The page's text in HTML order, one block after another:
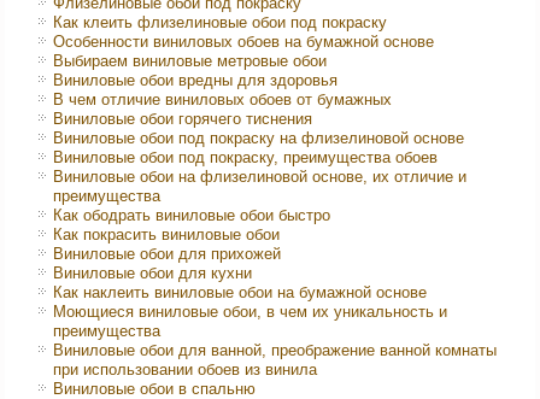
Как клеить флизелиновые обои под покраску
Особенности виниловых обоев на бумажной основе
Выбираем виниловые метровые обои
Виниловые обои вредны для здоровья
В чем отличие виниловых обоев от бумажных
Виниловые обои горячего тиснения
Виниловые обои под покраску на флизелиновой основе
Виниловые обои под покраску, преимущества обоев
Виниловые обои на флизелиновой основе, их отличие и
преимущества
Как ободрать виниловые обои быстро
Как покрасить виниловые обои
Виниловые обои для прихожей
Виниловые обои для кухни
Как наклеить виниловые обои на бумажной основе
Моющиеся виниловые обои, в чем их уникальность и
преимущества
Виниловые обои для ванной, преображение ванной комнаты
при использовании обоев из винила
Виниловые обои в спальню